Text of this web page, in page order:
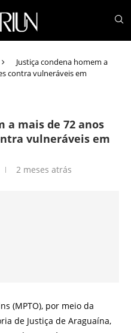
Justiça condena homem a
contra vulneráveis em
a mais de 72 anos
vulneráveis em
2 meses atrás
(MPTO), por meio da
de Justiça de Araguaína,